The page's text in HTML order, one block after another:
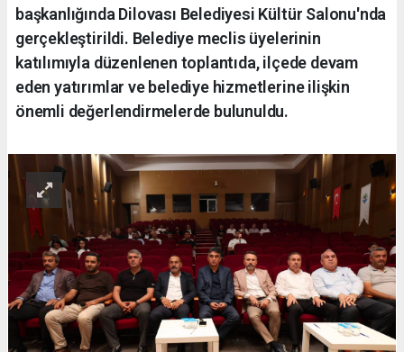
başkanlığında Dilovası Belediyesi Kültür Salonu'nda
gerçekleştirildi. Belediye meclis üyelerinin
katılımıyla düzenlenen toplantıda, ilçede devam
eden yatırımlar ve belediye hizmetlerine ilişkin
önemli değerlendirmelerde bulunuldu.